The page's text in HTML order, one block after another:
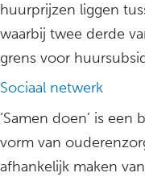
huurprijzen liggen
waarbij twee derde
grens voor
Sociaal netwerk
‘Samen doen’ is
vorm van
afhankelijk maken